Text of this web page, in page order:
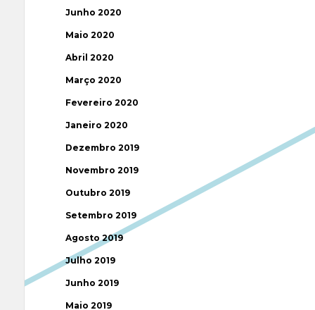
Junho 2020
Maio 2020
Abril 2020
Março 2020
Fevereiro 2020
Janeiro 2020
Dezembro 2019
Novembro 2019
Outubro 2019
Setembro 2019
Agosto 2019
Julho 2019
Junho 2019
Maio 2019